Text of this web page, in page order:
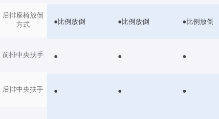
后排座椅放倒
方式
前排中央扶手
后排中央扶手
●比例放倒 ●比例放倒 ●比例放倒
● ● ●
● ● ●